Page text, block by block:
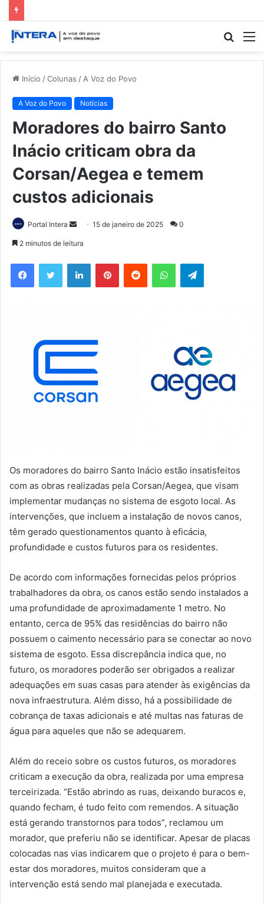
Início /Colunas / A Voz do Povo
A Voz do Povo Notícias
Moradores do bairro Santo
Inácio criticam obra da
Corsan/Aegea e temem
custos adicionais
Portal Intera
Mande
mail
15 de janeiro de 2025 0
2 minutos de leitura
FacebookTwitter LinkedinPinterestReddit WhatsAppTelegram
Os moradores do bairro Santo Inácio estão insatisfeitos
com as obras realizadas pela Corsan/Aegea, que visam
implementar mudanças no sistema de esgoto local. As
intervenções, que incluem a instalação de novos canos,
têm gerado questionamentos quanto à eficácia,
profundidade e custos futuros para os residentes.
De acordo com informações fornecidas pelos próprios
trabalhadores da obra, os canos estão sendo instalados a
uma profundidade de aproximadamente 1 metro. No
entanto, cerca de 95% das residências do bairro não
possuem o caimento necessário para se conectar ao novo
sistema de esgoto. Essa discrepância indica que, no
futuro, os moradores poderão ser obrigados a realizar
adequações em suas casas para atender às exigências da
nova infraestrutura. Além disso, há a possibilidade de
cobrança de taxas adicionais e até multas nas faturas de
água para aqueles que não se adequarem.
Além do receio sobre os custos futuros, os moradores
criticam a execução da obra, realizada por uma empresa
terceirizada. “Estão abrindo as ruas, deixando buracos e,
quando fecham, é tudo feito com remendos. A situação
está gerando transtornos para todos”, reclamou um
morador, que preferiu não se identificar. Apesar de placas
colocadas nas vias indicarem que o projeto é para o bem-
estar dos moradores, muitos consideram que a
intervenção está sendo mal planejada e executada.